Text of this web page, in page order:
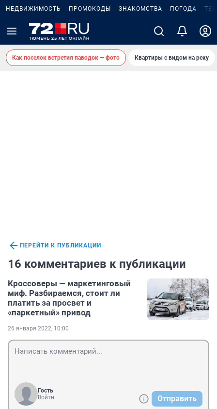
НЕДВИЖИМОСТЬ ПРОМОКОДЫ ЗНАКОМСТВА ПОГОДА
Как поселок встретил паводок — фото Квартиры с видом на реку
ПЕРЕЙТИ К ПУБЛИКАЦИИ
16 комментариев к публикации
Кроссоверы — маркетинговый
миф. Разбираемся, стоит ли
платить за просвет и
«паркетный» привод
26 января 2022, 10:00
Гость
Войти
Отправить